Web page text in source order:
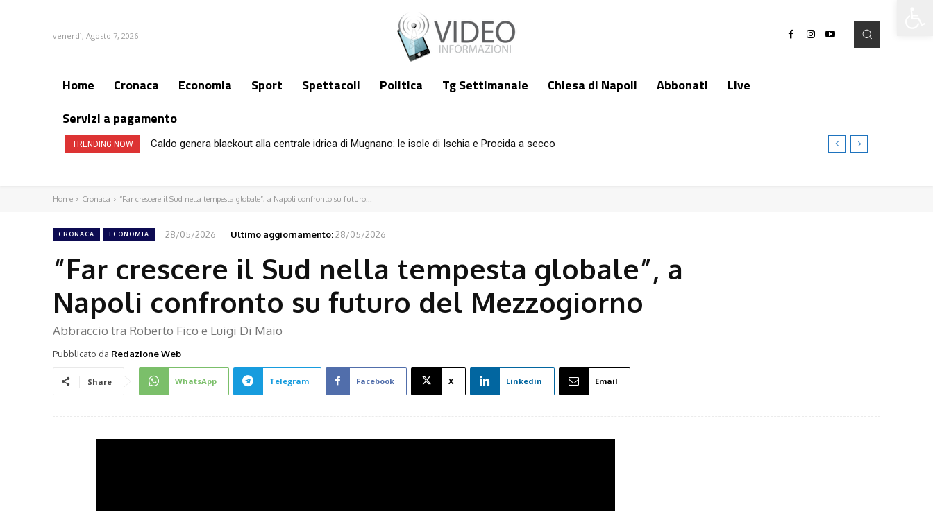
venerdì, Agosto 7, 2026
Home Cronaca Economia Sport Spettacoli Politica Tg Settimanale Chiesa di Napoli Abbonati
Live
Servizi a pagamento
TRENDING NOW Caldo genera blackout alla centrale idrica di Mugnano: le isole di Ischia e Procida a secco
Home Cronaca “Far crescere il Sud nella tempesta globale”, a Napoli confronto su futuro...
CRONACA ECONOMIA 28/05/2026 Ultimo aggiornamento:28/05/2026
“Far crescere il Sud nella tempesta globale”, a
Napoli confronto su futuro del Mezzogiorno
Abbraccio tra Roberto Fico e Luigi Di Maio
Pubblicato da Redazione Web
Share WhatsApp Telegram Facebook X Linkedin Email